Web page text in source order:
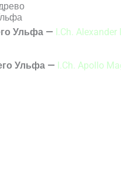
Ульфа — I.Ch. Alexander
Ульфа — I.Ch. Apollo